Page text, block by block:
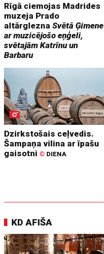
Rīgā ciemojas Madrides
muzeja Prado
altārgleznaSvētā Ģimene
ar muzicējošo eņģeli,
svētajām Katrīnu un
Barbaru
Dzirkstošais ceļvedis.
Šampaņa vilina ar īpašu
gaisotni © DIENA
KD AFIŠA